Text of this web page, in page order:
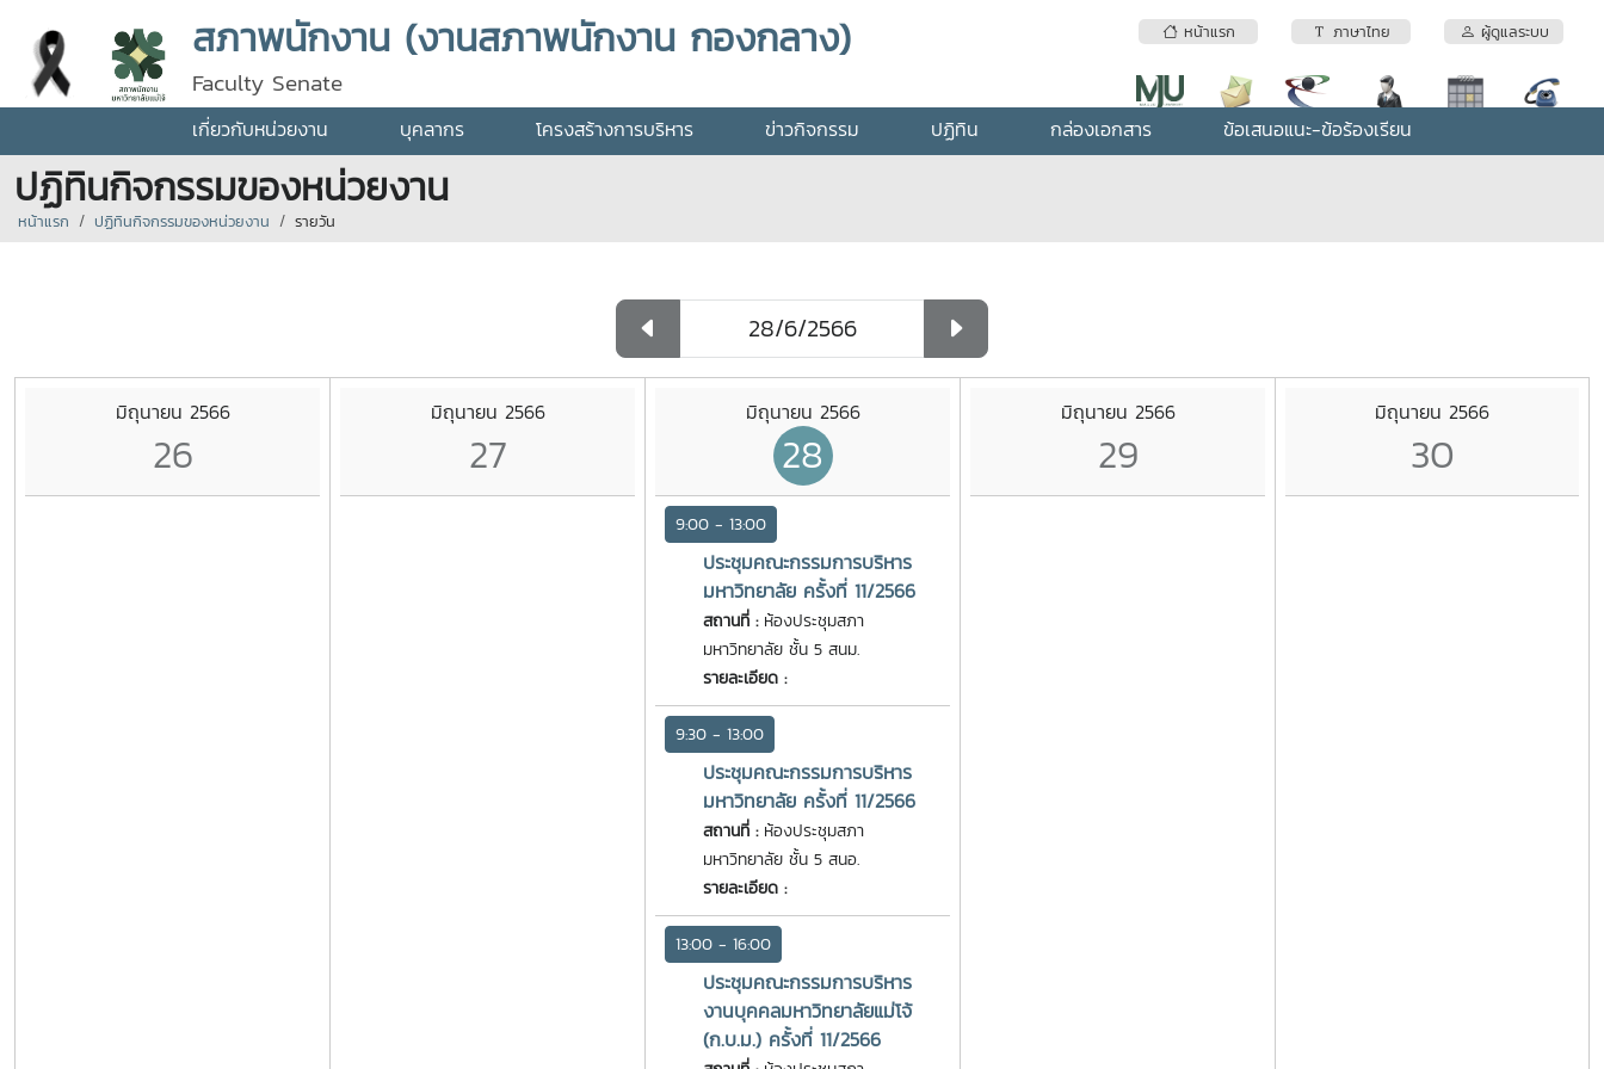
หน้าแรก ภาษาไทย ผู้ดูแลระบบ
สภาพนักงาน (งานสภาพนักงาน กองกลาง)
Faculty Senate
เกี่ยวกับหน่วยงาน บุคลากร โครงสร้างการบริหาร ข่าวกิจกรรม ปฏิทิน กล่องเอกสาร ข้อเสนอแนะ-ข้อร้องเรียน
ปฏิทินกิจกรรมของหน่วยงาน
หน้าแรก ปฏิทินกิจกรรมของหน่วยงาน รายวัน
มิถุนายน 2566
26
มิถุนายน 2566
27
มิถุนายน 2566
28
9:00 - 13:00
ประชุมคณะกรรมการบริหาร
มหาวิทยาลัย ครั้งที่ 11/2566
สถานที่ : ห้องประชุมสภา
มหาวิทยาลัย ชั้น 5 สนม.
รายละเอียด :
9:30 - 13:00
ประชุมคณะกรรมการบริหาร
มหาวิทยาลัย ครั้งที่ 11/2566
สถานที่ : ห้องประชุมสภา
มหาวิทยาลัย ชั้น 5 สนอ.
รายละเอียด :
13:00 - 16:00
ประชุมคณะกรรมการบริหาร
งานบุคคลมหาวิทยาลัยแม่โจ้
(ก.บ.ม.) ครั้งที่ 11/2566
มิถุนายน 2566
29
มิถุนายน 2566
30